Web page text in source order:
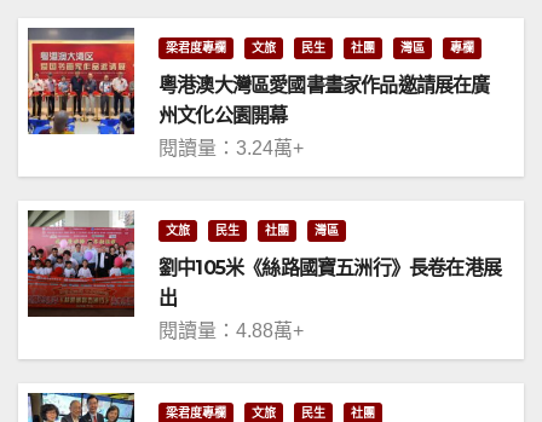
梁君度專欄 文旅 民生 社團 灣區 專欄
粵港澳大灣區愛國書畫家作品邀請展在廣
州文化公園開幕
閱讀量：3.24萬+
文旅 民生 社團 灣區
劉中105米《絲路國寶五洲行》長卷在港展
出
閱讀量：4.88萬+
梁君度專欄 文旅 民生 社團